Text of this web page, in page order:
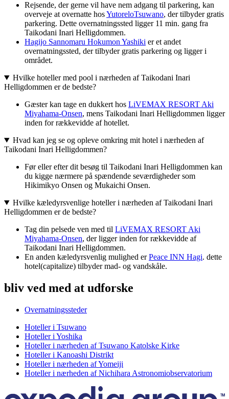
Rejsende, der gerne vil have nem adgang til parkering, kan
overveje at overnatte hosYutoreloTsuwano, der tilbyder gratis
parkering. Dette overnatningssted ligger 11 min. gang fra
Taikodani Inari Helligdommen.
Hagijo Sannomaru Hokumon Yashiki er et andet
overnatningssted, der tilbyder gratis parkering og ligger i
området.
Hvilke hoteller med pool i nærheden af Taikodani Inari
Helligdommen er de bedste?
Gæster kan tage en dukkert hos LiVEMAX RESORT Aki
Miyahama-Onsen, mens Taikodani Inari Helligdommen ligger
inden for rækkevidde af hotellet.
Hvad kan jeg se og opleve omkring mit hotel i nærheden af
Taikodani Inari Helligdommen?
Før eller efter dit besøg til Taikodani Inari Helligdommen kan
du kigge nærmere på spændende seværdigheder som
Hikimikyo Onsen og Mukaichi Onsen.
Hvilke kæledyrsvenlige hoteller i nærheden af Taikodani Inari
Helligdommen er de bedste?
Tag din pelsede ven med til LiVEMAX RESORT Aki
Miyahama-Onsen, der ligger inden for rækkevidde af
Taikodani Inari Helligdommen.
En anden kæledyrsvenlig mulighed erPeace INN Hagi. dette
hotel(capitalize) tilbyder mad- og vandskåle.
bliv ved med at udforske
Overnatningssteder
Hoteller i Tsuwano
Hoteller i Yoshika
Hoteller i nærheden af Tsuwano Katolske Kirke
Hoteller i Kanoashi Distrikt
Hoteller i nærheden af Yomeiji
Hoteller i nærheden af Nichihara Astronomiobservatorium